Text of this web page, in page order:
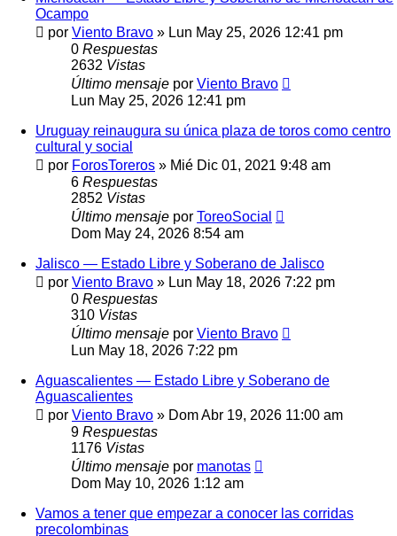
Ocampo
por Viento Bravo » Lun May 25, 2026 12:41 pm
0 Respuestas
2632 Vistas
Último mensaje por Viento Bravo
Lun May 25, 2026 12:41 pm
Uruguay reinaugura su única plaza de toros como centro
cultural y social
por ForosToreros » Mié Dic 01, 2021 9:48 am
6 Respuestas
2852 Vistas
Último mensaje por ToreoSocial
Dom May 24, 2026 8:54 am
Jalisco — Estado Libre y Soberano de Jalisco
por Viento Bravo » Lun May 18, 2026 7:22 pm
0 Respuestas
310 Vistas
Último mensaje por Viento Bravo
Lun May 18, 2026 7:22 pm
Aguascalientes — Estado Libre y Soberano de
Aguascalientes
por Viento Bravo » Dom Abr 19, 2026 11:00 am
9 Respuestas
1176 Vistas
Último mensaje por manotas
Dom May 10, 2026 1:12 am
Vamos a tener que empezar a conocer las corridas
precolombinas